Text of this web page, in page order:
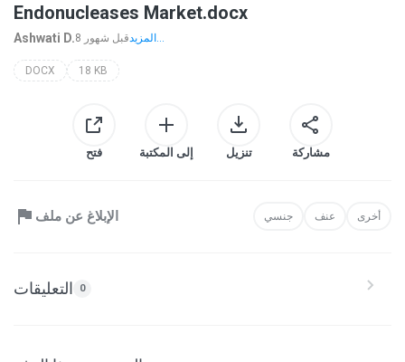
Endonucleases Market.docx
Ashwati D. 8 قبل شهور المزيد...
DOCX 18 KB
فتح إلى المكتبة تنزيل مشاركة
الإبلاغ عن ملف جنسي عنف أخرى
التعليقات 0